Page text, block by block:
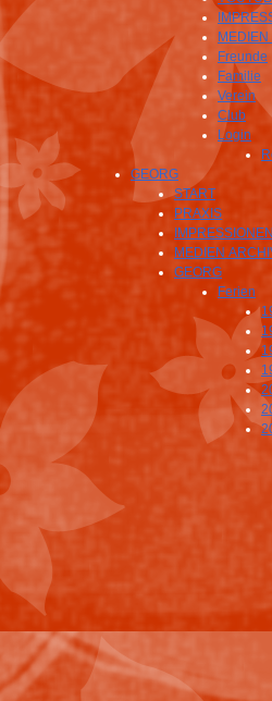
Freunde
Familie
Verein
Club
Login
GEORG
START
PRAXIS
IMPRESSIONEN
MEDIEN
GEORG
Ferien